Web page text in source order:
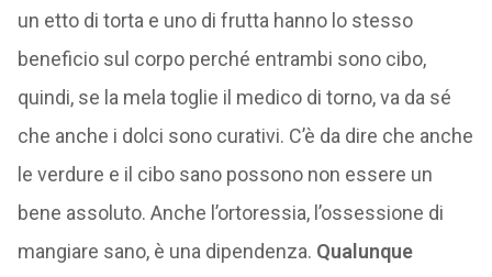
un etto di torta e uno di frutta hanno lo stesso
beneficio sul corpo perché entrambi sono cibo,
quindi, se la mela toglie il medico di torno, va da sé
che anche i dolci sono curativi. C’è da dire che anche
le verdure e il cibo sano possono non essere un
bene assoluto. Anche l’ortoressia, l’ossessione di
mangiare sano, è una dipendenza. Qualunque